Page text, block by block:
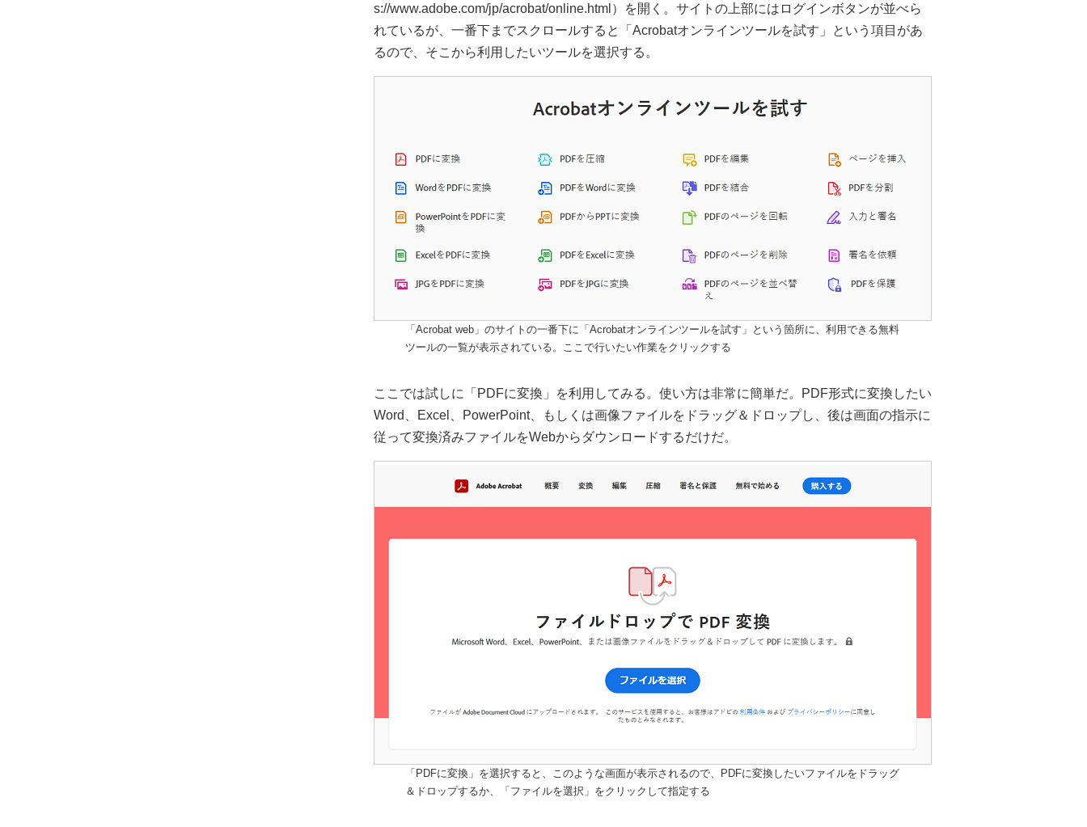
s://www.adobe.com/jp/acrobat/online.html）を開く。サイトの上部にはログインボタンが並べら
れているが、一番下までスクロールすると「Acrobatオンラインツールを試す」という項目があ
るので、そこから利用したいツールを選択する。
「Acrobat web」のサイトの一番下に「Acrobatオンラインツールを試す」という箇所に、利用できる無料
ツールの一覧が表示されている。ここで行いたい作業をクリックする
ここでは試しに「PDFに変換」を利用してみる。使い方は非常に簡単だ。PDF形式に変換したい
Word、Excel、PowerPoint、もしくは画像ファイルをドラッグ＆ドロップし、後は画面の指示に
従って変換済みファイルをWebからダウンロードするだけだ。
「PDFに変換」を選択すると、このような画面が表示されるので、PDFに変換したいファイルをドラッグ
＆ドロップするか、「ファイルを選択」をクリックして指定する